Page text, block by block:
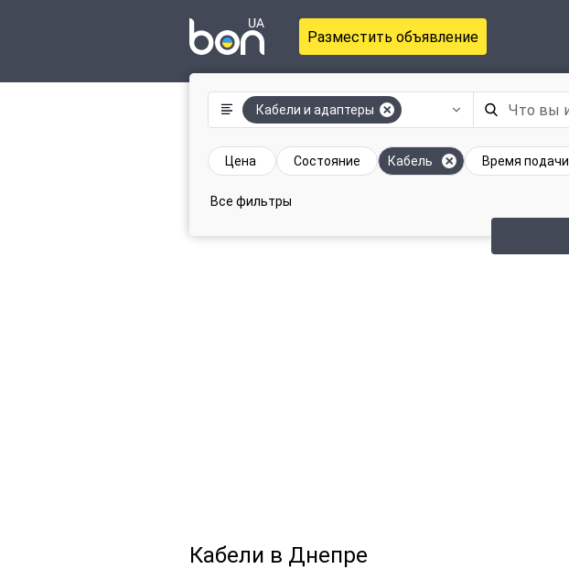
Разместить объявление
Кабели и адаптеры
Цена Состояние Кабель Время подачи
Все фильтры
Кабели в Днепре